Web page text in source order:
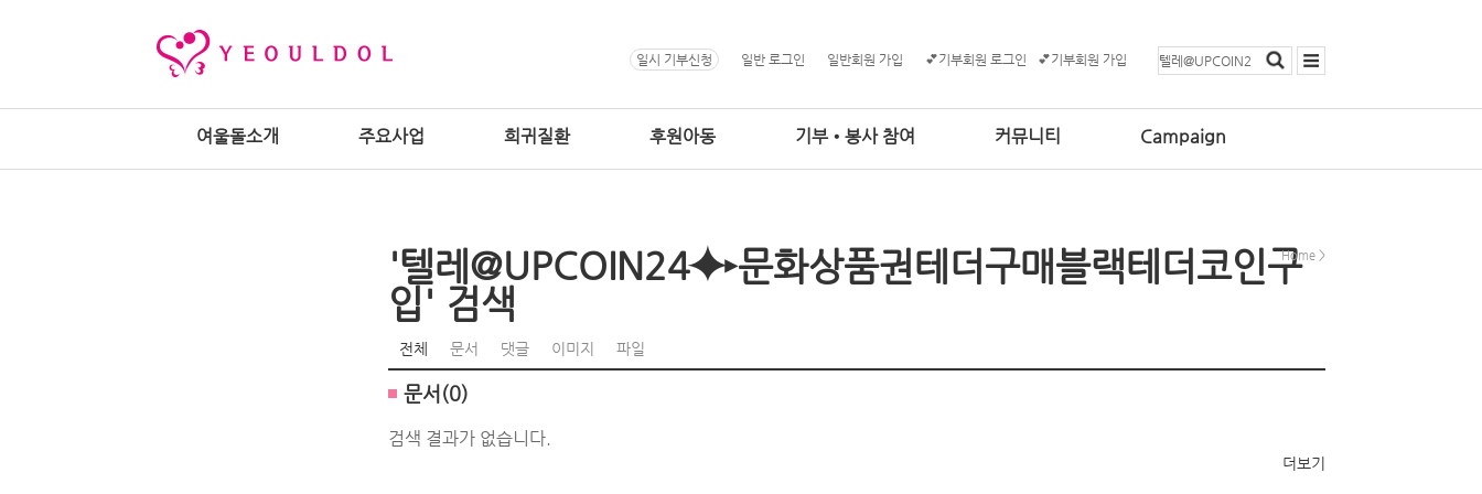
일시 기부신청 일반 로그인 일반회원 가입 💕기부회원 로그인 💕기부회원 가입
여울돌소개 주요사업 희귀질환 후원아동 기부•봉사 참여 커뮤니티 Campaign
Home >
'텔레@UPCOIN24⯌▸문화상품권테더구매블랙테더코인구
입' 검색
전체 문서 댓글 이미지 파일
문서(0)
검색 결과가 없습니다.
더보기